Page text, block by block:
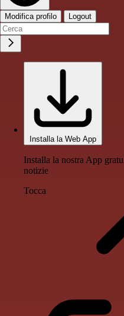
Modifica profilo Logout
Installa la Web App
Installa la nostra App
notizie
Tocca